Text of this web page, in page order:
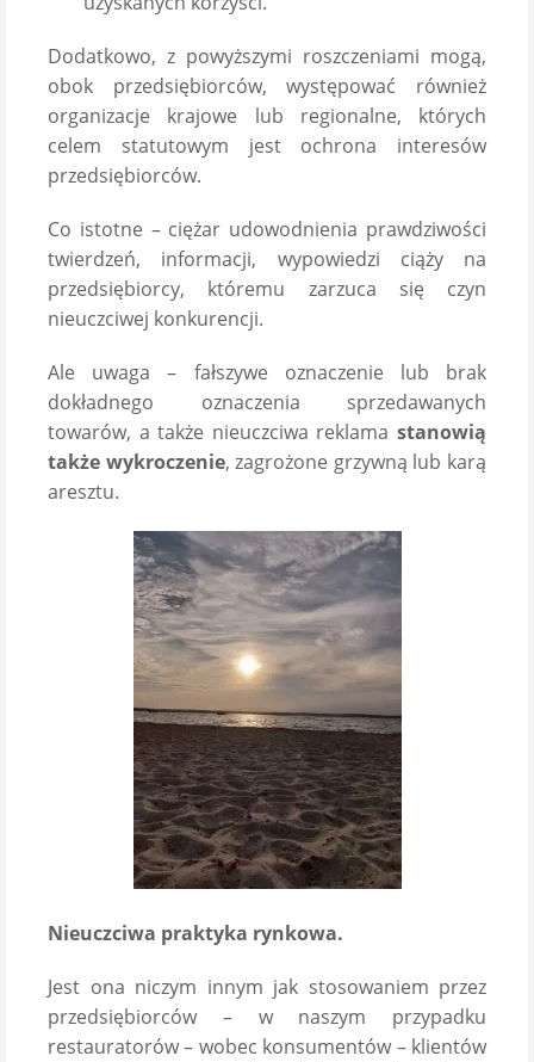
Dodatkowo, z powyższymi roszczeniami mogą,
obok przedsiębiorców, występować również
organizacje krajowe lub regionalne, których
celem statutowym jest ochrona interesów
przedsiębiorców.
Co istotne – ciężar udowodnienia prawdziwości
twierdzeń, informacji, wypowiedzi ciąży na
przedsiębiorcy, któremu zarzuca się czyn
nieuczciwej konkurencji.
Ale uwaga – fałszywe oznaczenie lub brak
dokładnego oznaczenia sprzedawanych
towarów, a także nieuczciwa reklama stanowią
także wykroczenie, zagrożone grzywną lub karą
aresztu.
Nieuczciwa praktyka rynkowa.
Jest ona niczym innym jak stosowaniem przez
przedsiębiorców – w naszym przypadku
restauratorów – wobec konsumentów – klientów